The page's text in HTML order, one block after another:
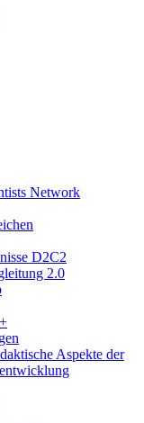
Network
D2C2
2.0
Aspekte der